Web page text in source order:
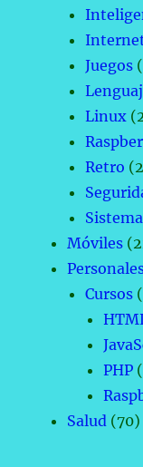
Juegos
Linux
Retro
Móviles
Cursos
PHP
Salud (70)